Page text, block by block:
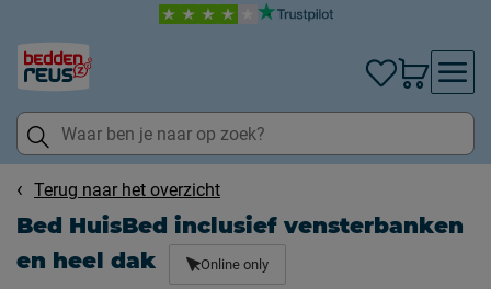
Terug naar het overzicht
Bed HuisBed inclusief vensterbanken
en heel dak
Online only